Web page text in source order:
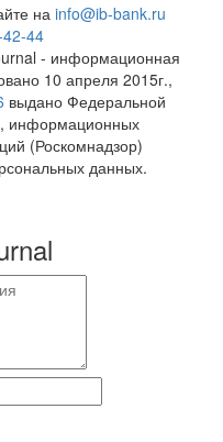
на info@ib-bank.ru
44
- информационная
10 апреля 2015г.,
выдано Федеральной
информационных
(Роскомнадзор)
данных.